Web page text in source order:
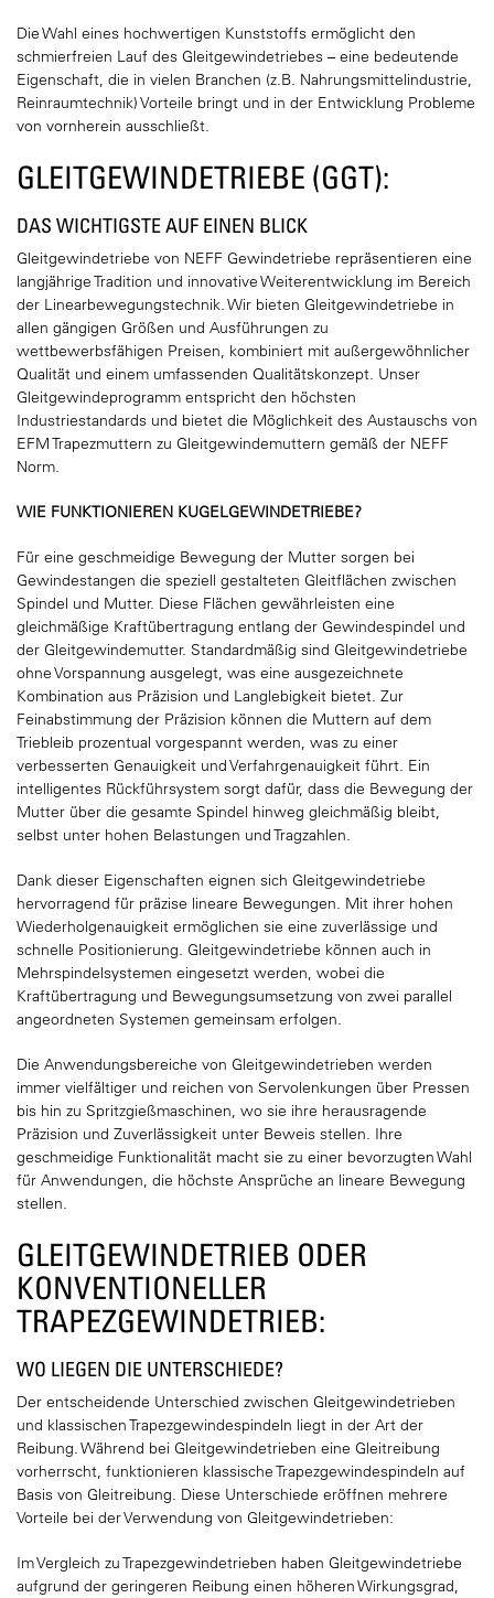
Die Wahl eines hochwertigen Kunststoffs ermöglicht den
schmierfreien Lauf des Gleitgewindetriebes – eine bedeutende
Eigenschaft, die in vielen Branchen (z.B. Nahrungsmittelindustrie,
Reinraumtechnik) Vorteile bringt und in der Entwicklung Probleme
von vornherein ausschließt.
GLEITGEWINDETRIEBE (GGT):
DAS WICHTIGSTE AUF EINEN BLICK
Gleitgewindetriebe von NEFF Gewindetriebe repräsentieren eine
langjährige Tradition und innovative Weiterentwicklung im Bereich
der Linearbewegungstechnik. Wir bieten Gleitgewindetriebe in
allen gängigen Größen und Ausführungen zu
wettbewerbsfähigen Preisen, kombiniert mit außergewöhnlicher
Qualität und einem umfassenden Qualitätskonzept. Unser
Gleitgewindeprogramm entspricht den höchsten
Industriestandards und bietet die Möglichkeit des Austauschs von
EFM Trapezmuttern zu Gleitgewindemuttern gemäß der NEFF
Norm.
WIE FUNKTIONIEREN KUGELGEWINDETRIEBE?
Für eine geschmeidige Bewegung der Mutter sorgen bei
Gewindestangen die speziell gestalteten Gleitflächen zwischen
Spindel und Mutter. Diese Flächen gewährleisten eine
gleichmäßige Kraftübertragung entlang der Gewindespindel und
der Gleitgewindemutter. Standardmäßig sind Gleitgewindetriebe
ohne Vorspannung ausgelegt, was eine ausgezeichnete
Kombination aus Präzision und Langlebigkeit bietet. Zur
Feinabstimmung der Präzision können die Muttern auf dem
Triebleib prozentual vorgespannt werden, was zu einer
verbesserten Genauigkeit und Verfahrgenauigkeit führt. Ein
intelligentes Rückführsystem sorgt dafür, dass die Bewegung der
Mutter über die gesamte Spindel hinweg gleichmäßig bleibt,
selbst unter hohen Belastungen und Tragzahlen.
Dank dieser Eigenschaften eignen sich Gleitgewindetriebe
hervorragend für präzise lineare Bewegungen. Mit ihrer hohen
Wiederholgenauigkeit ermöglichen sie eine zuverlässige und
schnelle Positionierung. Gleitgewindetriebe können auch in
Mehrspindelsystemen eingesetzt werden, wobei die
Kraftübertragung und Bewegungsumsetzung von zwei parallel
angeordneten Systemen gemeinsam erfolgen.
Die Anwendungsbereiche von Gleitgewindetrieben werden
immer vielfältiger und reichen von Servolenkungen über Pressen
bis hin zu Spritzgießmaschinen, wo sie ihre herausragende
Präzision und Zuverlässigkeit unter Beweis stellen. Ihre
geschmeidige Funktionalität macht sie zu einer bevorzugten Wahl
für Anwendungen, die höchste Ansprüche an lineare Bewegung
stellen.
GLEITGEWINDETRIEB ODER
KONVENTIONELLER
TRAPEZGEWINDETRIEB:
WO LIEGEN DIE UNTERSCHIEDE?
Der entscheidende Unterschied zwischen Gleitgewindetrieben
und klassischen Trapezgewindespindeln liegt in der Art der
Reibung. Während bei Gleitgewindetrieben eine Gleitreibung
vorherrscht, funktionieren klassische Trapezgewindespindeln auf
Basis von Gleitreibung. Diese Unterschiede eröffnen mehrere
Vorteile bei der Verwendung von Gleitgewindetrieben:
Im Vergleich zu Trapezgewindetrieben haben Gleitgewindetriebe
aufgrund der geringeren Reibung einen höheren Wirkungsgrad,